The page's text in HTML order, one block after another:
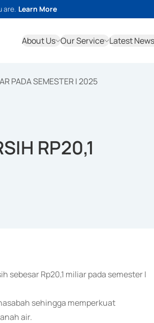
are. Learn More
About Us Our Service Latest News
PADA SEMESTER I 2025
RP20,1
sebesar Rp20,1 miliar pada semester I
sehingga memperkuat
air.